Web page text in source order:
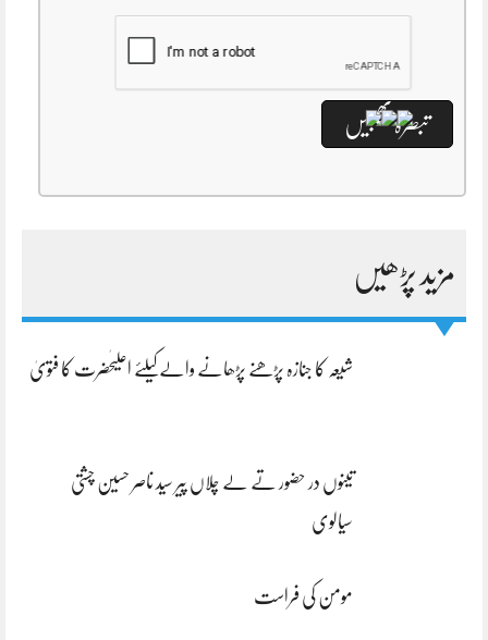
مزید پڑھیں
شیعہ کا جنازہ پڑھنے پڑھانے والےکیلئے اعلیٰحضرت کا فتویٰ
تینوں در حضور تے لے چلاں پیر سید ناصر حسین چشتی
سیالوی
مومن کی فراست